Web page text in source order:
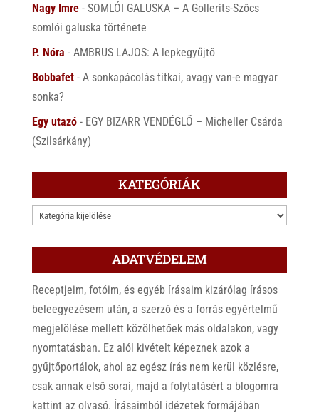
Nagy Imre- SOMLÓI GALUSKA – A Gollerits-Szőcs
somlói galuska története
P. Nóra - AMBRUS LAJOS: A lepkegyűjtő
Bobbafet- A sonkapácolás titkai, avagy van-e magyar
sonka?
Egy utazó- EGY BIZARR VENDÉGLŐ – Micheller Csárda
(Szilsárkány)
KATEGÓRIÁK
KATEGÓRIÁK
ADATVÉDELEM
Receptjeim, fotóim, és egyéb írásaim kizárólag írásos
beleegyezésem után, a szerző és a forrás egyértelmű
megjelölése mellett közölhetőek más oldalakon, vagy
nyomtatásban. Ez alól kivételt képeznek azok a
gyűjtőportálok, ahol az egész írás nem kerül közlésre,
csak annak első sorai, majd a folytatásért a blogomra
kattint az olvasó. Írásaimból idézetek formájában